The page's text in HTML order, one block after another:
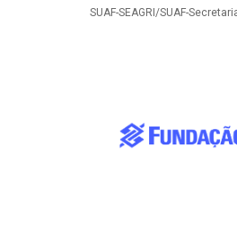
SUAF-SEAGRI/SUAF-